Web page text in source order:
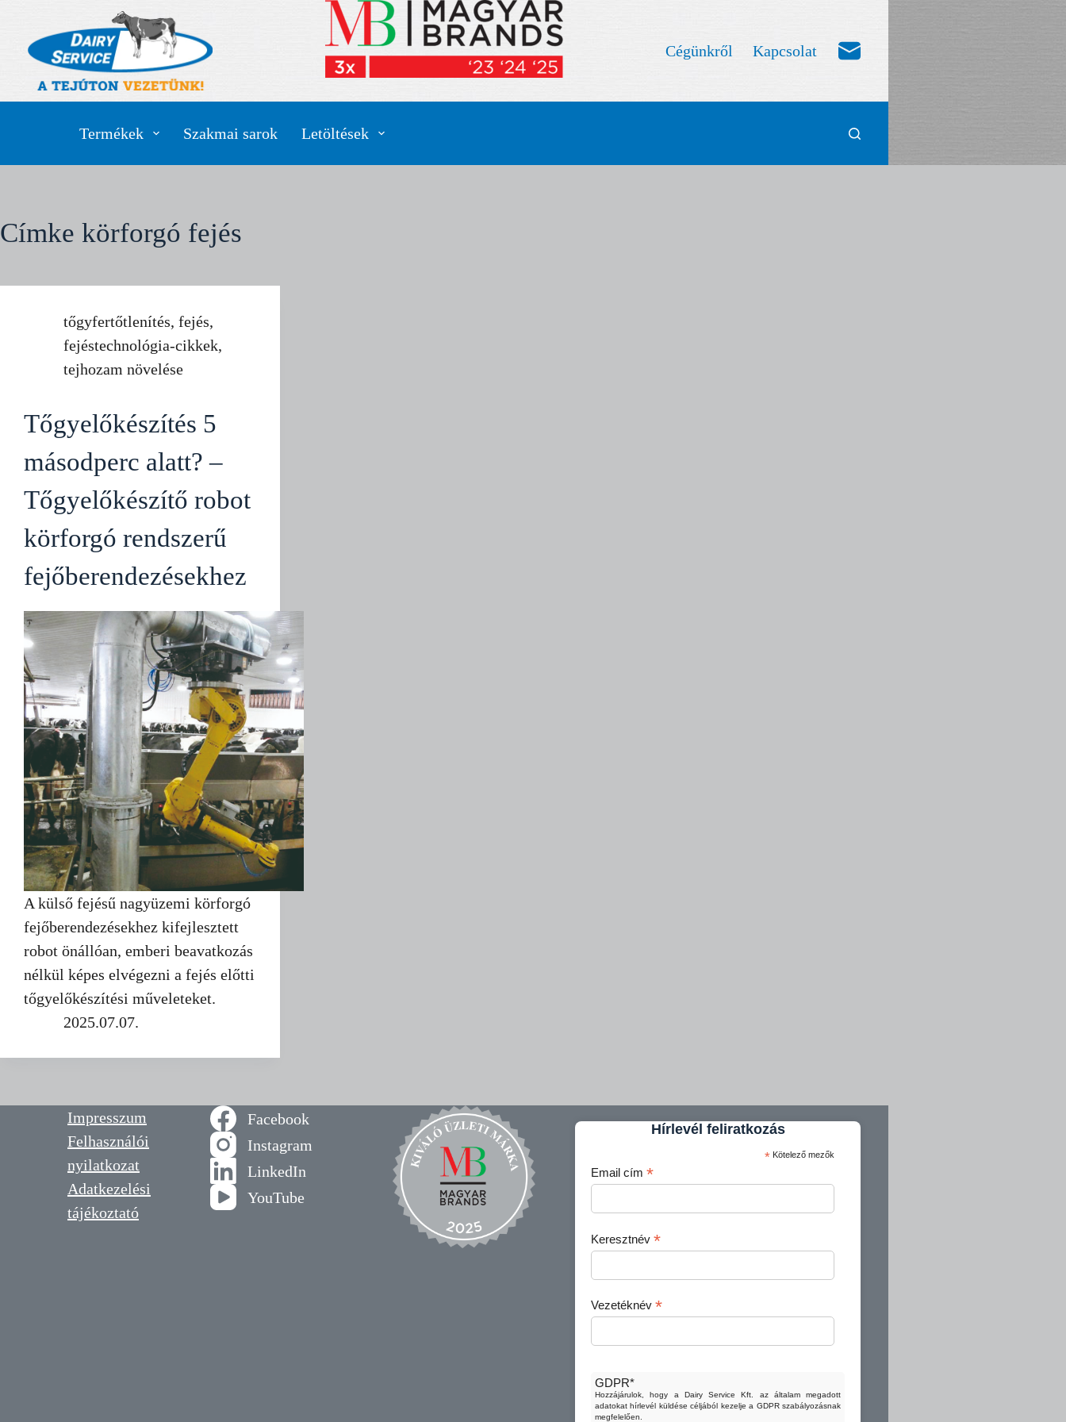
content
Cégünkről Kapcsolat
Termékek Szakmai sarok Letöltések
Címke körforgó fejés
tőgyfertőtlenítés, fejés,
fejéstechnológia-cikkek,
tejhozam növelése
Tőgyelőkészítés 5
másodperc alatt? –
Tőgyelőkészítő robot
körforgó rendszerű
fejőberendezésekhez
A külső fejésű nagyüzemi körforgó
fejőberendezésekhez kifejlesztett
robot önállóan, emberi beavatkozás
nélkül képes elvégezni a fejés előtti
tőgyelőkészítési műveleteket.
2025.07.07.
Impresszum
Felhasználói
nyilatkozat
Adatkezelési
tájékoztató
Facebook
Instagram
LinkedIn
YouTube
Hírlevél feliratkozás
* Kötelező mezők
Email cím *
Keresztnév *
Vezetéknév *
GDPR*
Hozzájárulok, hogy a Dairy Service Kft. az általam megadott
adatokat hírlevél küldése céljából kezelje a GDPR szabályozásnak
megfelelően.